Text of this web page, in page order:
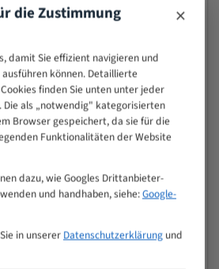
6/10
4/5
4/5
)
die Zustimmung ×
damit Sie effizient navigieren und
können. Detaillierte
finden Sie unten unter jeder
Die als „notwendig" kategorisierten
Browser gespeichert, da sie für die
Funktionalitäten der Website
dazu, wie Googles Drittanbieter-
und handhaben, siehe:Google-
in unserer Datenschutzerklärungund